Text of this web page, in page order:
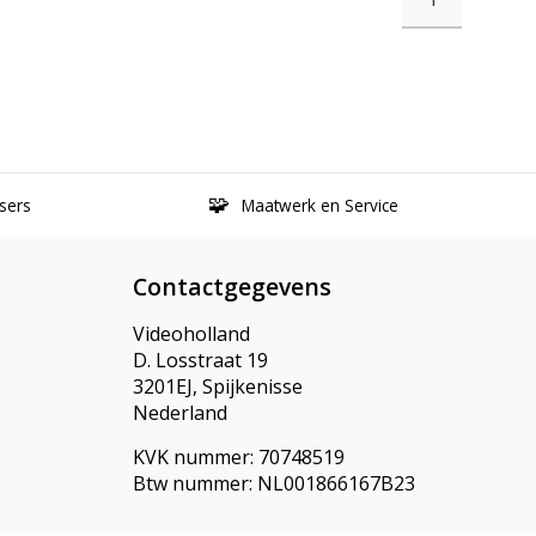
Maatwerk en Service
Contactgegevens
Videoholland
D. Losstraat 19
3201EJ, Spijkenisse
Nederland
KVK nummer: 70748519
Btw nummer: NL001866167B23